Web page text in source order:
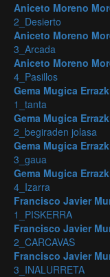
Aniceto Moreno
2_Desierto
Aniceto Moreno
3_Arcada
Aniceto Moreno
4_Pasillos
Gema Mugica
1_tanta
Gema Mugica
2_begiraden jolasa
Gema Mugica
3_gaua
Gema Mugica
4_Izarra
Francisco Javier
1_PISKERRA
Francisco Javier
2_CARCAVAS
Francisco Javier
3_INALURRETA